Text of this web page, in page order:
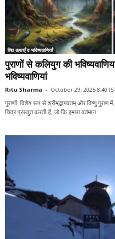
शिव कथाएँ व भविष्यवाणियाँ
पुराणों से कलियुग की
भविष्यवाणियां
Ritu Sharma - October 29, 2025 8:40
पुराणों, विशेष रूप से श्रीमद्भागवतम् और विष्णु पुराण
चित्र प्रस्तुत करती हैं, जो कि हमारा वर्तमान...